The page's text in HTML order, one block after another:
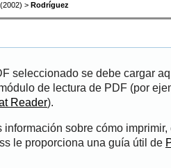
> Rodríguez
seleccionado se debe cargar
de lectura de PDF (por
Reader).
información sobre cómo
le proporciona una guía útil de